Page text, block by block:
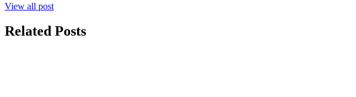
View all post
Related Posts